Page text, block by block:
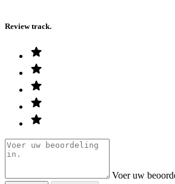
Review track.
Voer uw